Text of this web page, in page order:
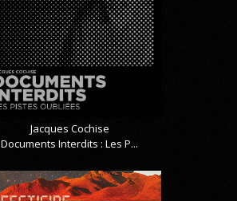
Jacques Cochise
Documents Interdits : Les P...